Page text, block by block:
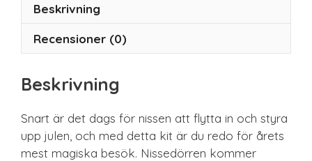
Beskrivning
Recensioner (0)
Beskrivning
Snart är det dags för nissen att flytta in och styra
upp julen, och med detta kit är du redo för årets
mest magiska besök. Nissedörren kommer